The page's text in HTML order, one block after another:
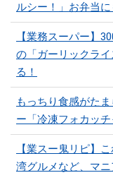
ルシー！」お弁当
【業務スーパー】
の「ガーリックラ
る！
もっちり食感がた
ー「冷凍フォカッ
【業スー鬼リピ】
湾グルメなど、マ